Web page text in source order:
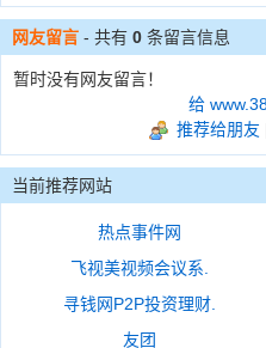
网友留言 - 共有 0 条留言信息
暂时没有网友留言！
给
推荐给朋友
当前推荐网站
热点事件网
飞视美视频会议系.
寻钱网P2P投资理财.
友团